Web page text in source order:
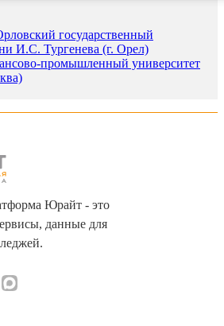
государственный
И.С. Тургенева (г. Орел)
промышленный университет
Юрайт - это
данные для